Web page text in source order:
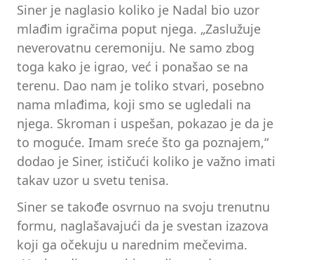
Siner je naglasio koliko je Nadal bio uzor
mlađim igračima poput njega. „Zaslužuje
neverovatnu ceremoniju. Ne samo zbog
toga kako je igrao, već i ponašao se na
terenu. Dao nam je toliko stvari, posebno
nama mlađima, koji smo se ugledali na
njega. Skroman i uspešan, pokazao je da je
to moguće. Imam sreće što ga poznajem,“
dodao je Siner, ističući koliko je važno imati
takav uzor u svetu tenisa.
Siner se takođe osvrnuo na svoju trenutnu
formu, naglašavajući da je svestan izazova
koji ga očekuju u narednim mečevima.